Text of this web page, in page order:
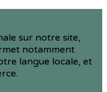
sur notre site,
notamment
langue locale, et